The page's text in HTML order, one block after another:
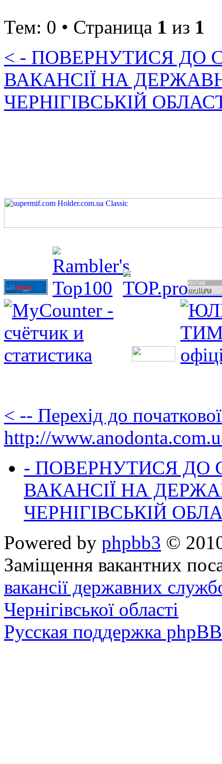
Тем: 0 • Страница 1 из 1
< - ПОВЕРНУТИСЯ ДО
ВАКАНСІЇ НА
ЧЕРНІГІВСЬКІЙ
< -- Перехід до
http://
- ПОВЕРНУТИСЯ ДО
ВАКАНСІЇ НА
ЧЕРНІГІВСЬКІЙ
Powered by phpbb3 ©
Заміщення вакантних
вакансії державних
Чернігівської області
Русская поддержка phpBB